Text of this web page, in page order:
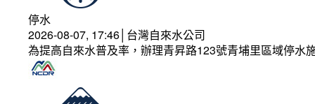
停水
2026-08-07, 17:46│台灣自來水公司
為提高自來水普及率，辦理青昇路123號青埔里區域停水